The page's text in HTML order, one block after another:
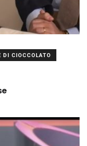
DI CIOCCOLATO